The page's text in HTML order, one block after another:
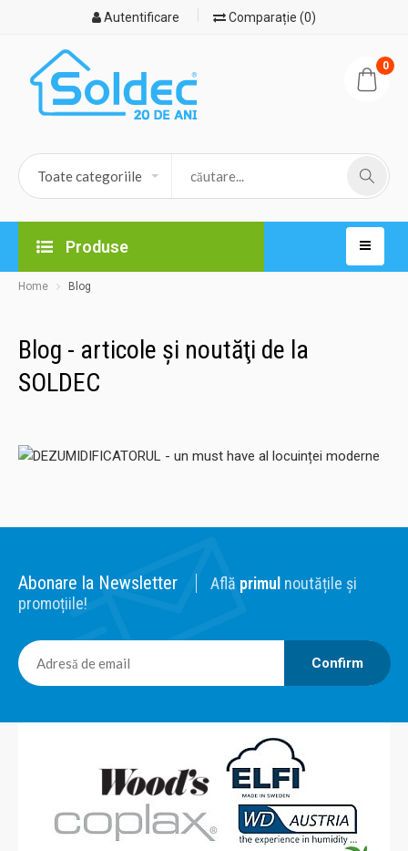
Autentificare Comparație (0)
0
Produse
Home Blog
Blog - articole şi noutăţi de la
SOLDEC
DEZUMIDIFICATOR SOLDEC DEZUMIDIFICATOR WOODS
Abonare la Newsletter Află primul noutățile și
promoțiile!
Confirm